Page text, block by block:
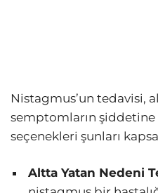
Nistagmus’un tedavisi,
semptomların şiddetine
seçenekleri şunları
Altta Yatan Nedeni